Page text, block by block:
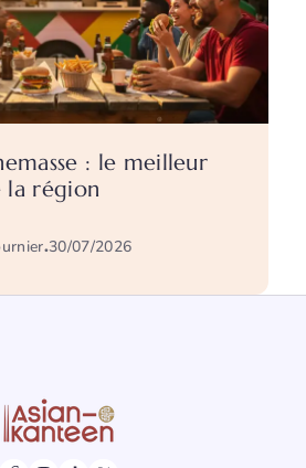
: le meilleur
la région
.30/07/2026